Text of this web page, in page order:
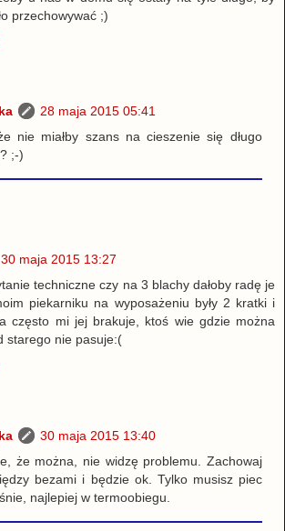
przechowywać ;)
28 maja 2015 05:41
nie miałby szans na cieszenie się długo
;-)
30 maja 2015 13:27
techniczne czy na 3 blachy dałoby radę je
piekarniku na wyposażeniu były 2 kratki i
często mi jej brakuje, ktoś wie gdzie można
starego nie pasuje:(
30 maja 2015 13:40
że można, nie widzę problemu. Zachowaj
bezami i będzie ok. Tylko musisz piec
najlepiej w termoobiegu.